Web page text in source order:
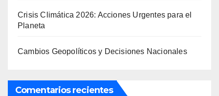
Crisis Climática 2026: Acciones Urgentes para el
Planeta
Cambios Geopolíticos y Decisiones Nacionales
Comentarios recientes